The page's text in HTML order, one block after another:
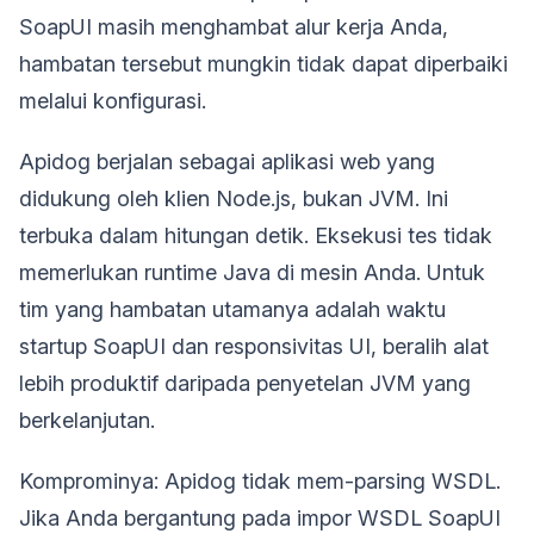
SoapUI masih menghambat alur kerja Anda,
hambatan tersebut mungkin tidak dapat diperbaiki
melalui konfigurasi.
Apidog berjalan sebagai aplikasi web yang
didukung oleh klien Node.js, bukan JVM. Ini
terbuka dalam hitungan detik. Eksekusi tes tidak
memerlukan runtime Java di mesin Anda. Untuk
tim yang hambatan utamanya adalah waktu
startup SoapUI dan responsivitas UI, beralih alat
lebih produktif daripada penyetelan JVM yang
berkelanjutan.
Komprominya: Apidog tidak mem-parsing WSDL.
Jika Anda bergantung pada impor WSDL SoapUI